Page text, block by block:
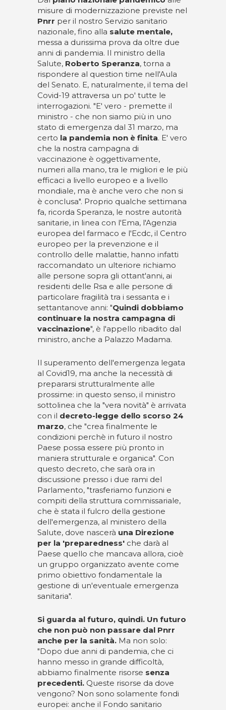
misure di modernizzazione previste nel
Pnrr per il nostro Servizio sanitario
nazionale, fino alla salute mentale,
messa a durissima prova da oltre due
anni di pandemia. Il ministro della
Salute, Roberto Speranza, torna a
rispondere al question time nell'Aula
del Senato. E, naturalmente, il tema del
Covid-19 attraversa un po' tutte le
interrogazioni. "E' vero - premette il
ministro - che non siamo più in uno
stato di emergenza dal 31 marzo, ma
certo la pandemia non è finita. E' vero
che la nostra campagna di
vaccinazione è oggettivamente,
numeri alla mano, tra le migliori e le più
efficaci a livello europeo e a livello
mondiale, ma è anche vero che non si
è conclusa". Proprio qualche settimana
fa, ricorda Speranza, le nostre autorità
sanitarie, in linea con l'Ema, l'Agenzia
europea del farmaco e l'Ecdc, il Centro
europeo per la prevenzione e il
controllo delle malattie, hanno infatti
raccomandato un ulteriore richiamo
alle persone sopra gli ottant'anni, ai
residenti delle Rsa e alle persone di
particolare fragilità tra i sessanta e i
settantanove anni: "Quindi dobbiamo
continuare la nostra campagna di
vaccinazione", è l'appello ribadito dal
ministro, anche a Palazzo Madama.
Il superamento dell'emergenza legata
al Covid19, ma anche la necessità di
prepararsi strutturalmente alle
prossime: in questo senso, il ministro
sottolinea che la "vera novità" è arrivata
con il decreto-legge dello scorso 24
marzo, che "crea finalmente le
condizioni perchè in futuro il nostro
Paese possa essere più pronto in
maniera strutturale e organica". Con
questo decreto, che sarà ora in
discussione presso i due rami del
Parlamento, "trasferiamo funzioni e
compiti della struttura commissariale,
che è stata il fulcro della gestione
dell'emergenza, al ministero della
Salute, dove nascerà una Direzione
per la 'preparedness' che darà al
Paese quello che mancava allora, cioè
un gruppo organizzato avente come
primo obiettivo fondamentale la
gestione di un'eventuale emergenza
sanitaria".
Si guarda al futuro, quindi. Un futuro
che non può non passare dal Pnrr
anche per la sanità. Ma non solo:
"Dopo due anni di pandemia, che ci
hanno messo in grande difficoltà,
abbiamo finalmente risorse senza
precedenti. Queste risorse da dove
vengono? Non sono solamente fondi
europei: anche il Fondo sanitario